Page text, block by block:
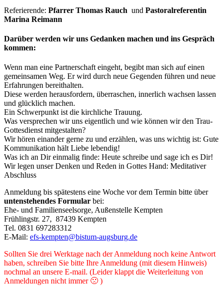
Referierende: Pfarrer Thomas Rauch und Pastoralreferentin
Marina Reimann
Darüber werden wir uns Gedanken machen und ins Gespräch
kommen:
Wenn man eine Partnerschaft eingeht, begibt man sich auf einen
gemeinsamen Weg. Er wird durch neue Gegenden führen und neue
Erfahrungen bereithalten.
Diese werden herausfordern, überraschen, innerlich wachsen lassen
und glücklich machen.
Ein Schwerpunkt ist die kirchliche Trauung.
Was versprechen wir uns eigentlich und wie können wir den Trau-
Gottesdienst mitgestalten?
Wir hören einander gerne zu und erzählen, was uns wichtig ist: Gute
Kommunikation hält Liebe lebendig!
Was ich an Dir einmalig finde: Heute schreibe und sage ich es Dir!
Wir legen unser Denken und Reden in Gottes Hand: Meditativer
Abschluss
Anmeldung bis spätestens eine Woche vor dem Termin bitte über
untenstehendes Formular bei:
Ehe- und Familienseelsorge, Außenstelle Kempten
Frühlingstr. 27, 87439 Kempten
Tel. 0831 697283312
E-Mail: efs-kempten@bistum-augsburg.de
Sollten Sie drei Werktage nach der Anmeldung noch keine Antwort
haben, schreiben Sie bitte Ihre Anmeldung (mit diesem Hinweis)
nochmal an unsere E-mail. (Leider klappt die Weiterleitung von
Anmeldungen nicht immer 🙁 )